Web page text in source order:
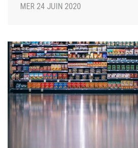
MER 24 JUIN 2020